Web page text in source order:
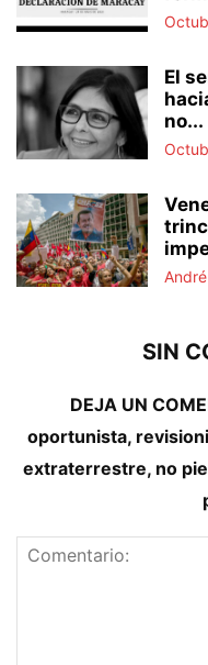
El
no...
SIN
DEJA UN
oportunista,
extraterrestre, no